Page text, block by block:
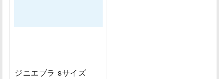
ジニエブラ sサイズ